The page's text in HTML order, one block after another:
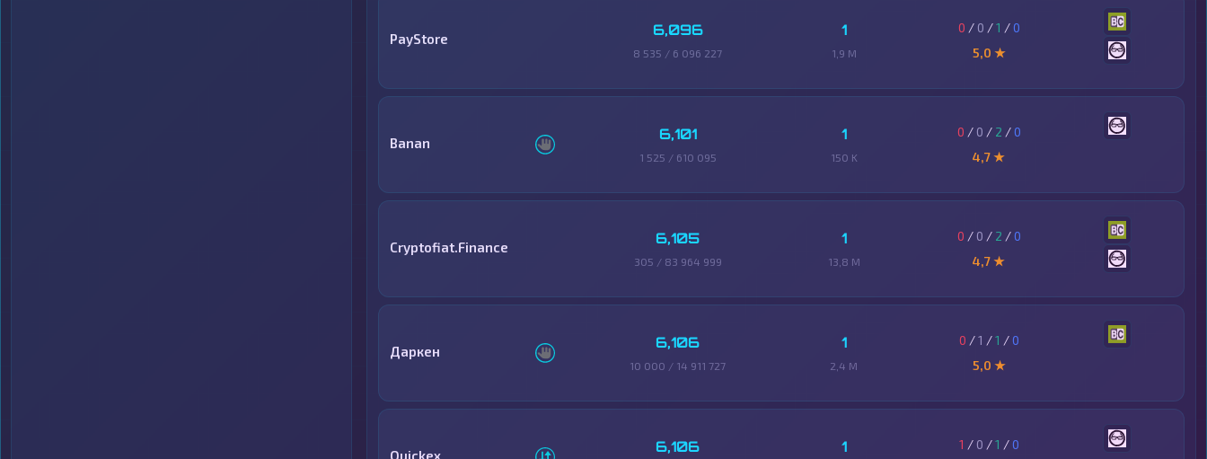
PayStore 6,096
8 535 / 6 096 227
1
1,9 M
0 / 0 /1 /0
5,0 ★
Banan 6,101
1 525 / 610 095
1
150 K
0 / 0 / 2 /0
4,7 ★
Cryptofiat.Finance 6,105
305 / 83 964 999
1
13,8 M
0 / 0 / 2 /0
4,7 ★
Даркен 6,106
10 000 / 14 911 727
1
2,4 M
0 /1 /1 /0
5,0 ★
Quickex 6,106 1 1 / 0 /1 /0